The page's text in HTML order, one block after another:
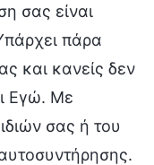
σας είναι
πάρα
και κανείς δεν
Εγώ. Με
σας ή του